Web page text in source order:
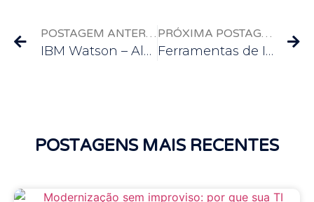
POSTAGEM ANTERIOR
IBM Watson – Alavancando a IA para Análise Profunda e Interação com o Cliente
PRÓXIMA POSTAGEM
Ferramentas de Inteligência Artificial Essenciais para Programadores
POSTAGENS MAIS RECENTES